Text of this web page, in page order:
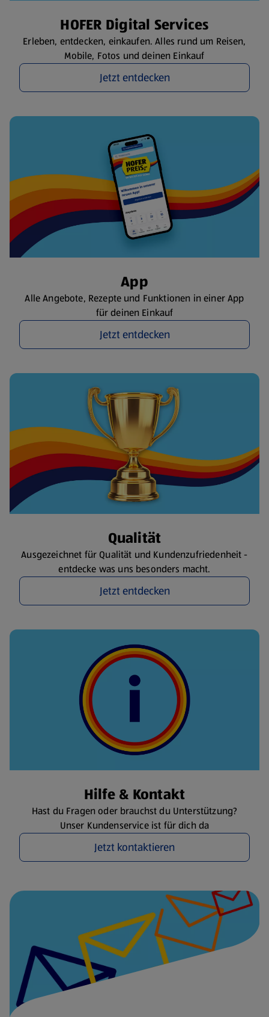
HOFER Digital Services
Erleben, entdecken, einkaufen. Alles rund um Reisen,
Mobile, Fotos und deinen Einkauf
Jetzt entdecken
App
Alle Angebote, Rezepte und Funktionen in einer App
für deinen Einkauf
Jetzt entdecken
Qualität
Ausgezeichnet für Qualität und Kundenzufriedenheit -
entdecke was uns besonders macht.
Jetzt entdecken
Hilfe & Kontakt
Hast du Fragen oder brauchst du Unterstützung?
Unser Kundenservice ist für dich da
Jetzt kontaktieren